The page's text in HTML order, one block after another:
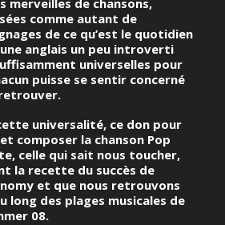
merveilles de chansons,
comme autant de
de ce qu’est le quotidien
anglais un peu introverti
universelles pour
puisse se sentir concerné
universalité, ce don pour
composer la chanson Pop
celle qui sait nous toucher,
la recette du succès de
et que nous retrouvons
long des plages musicales de
08.